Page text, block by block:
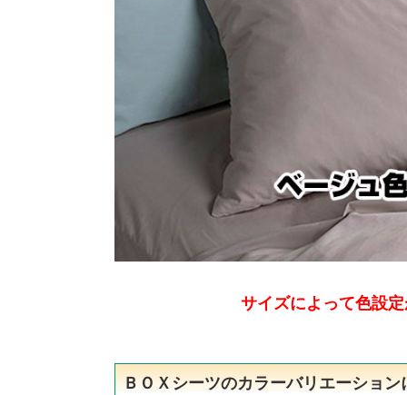
サイズによって色設
ＢＯＸシーツのカラーバリエーション